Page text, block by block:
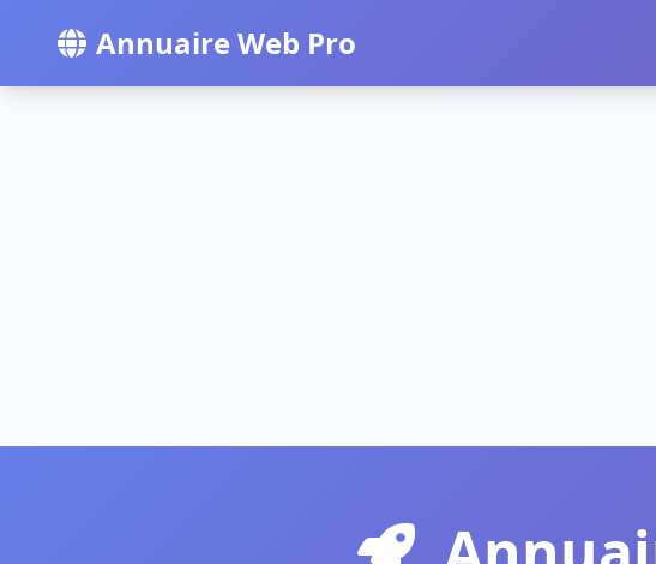
Annuaire Web Pro